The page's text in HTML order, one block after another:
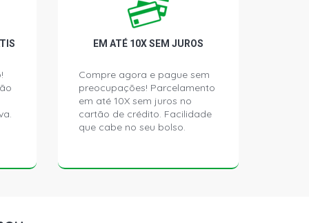
EM ATÉ 10X SEM JUROS
Compre agora e pague sem
preocupações! Parcelamento
em até 10X sem juros no
cartão de crédito. Facilidade
que cabe no seu bolso.